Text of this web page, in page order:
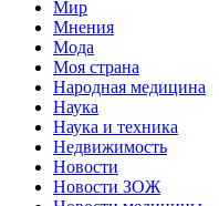
Мир
Мнения
Мода
Моя страна
Народная медицина
Наука
Наука и техника
Недвижимость
Новости
Новости ЗОЖ